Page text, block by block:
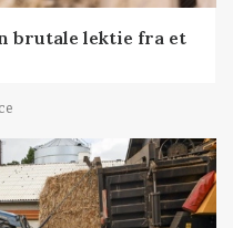
brutale lektie fra et